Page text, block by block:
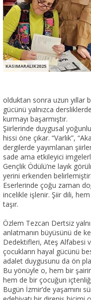
KASIMARALIK2025
olduktan sonra uzun yıllar
gücünü yalnızca
kurmayı başarmıştır.
Şiirlerinde duygusal
hissi öne çıkar. “Varlık”,
dergilerde yayımlanan
sade ama etkileyici
Gençlik Ödülü’ne layık
yerini erkenden belirlemiştir.
Eserlerinde çoğu zaman
incelikle işlenir. Şiir dili,
taşır.
Özlem Tezcan Dertsiz
anlatmanın büyüsünü de
Dedektifleri, Ateş Alfabesi
çocukların hayal gücünü
adalet duygusunu da ön
Bu yönüyle o, hem bir şairin
hem de bir çocuğun
Bugün İzmir’de yaşamını